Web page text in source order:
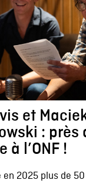
et
: près
à l’ONF !
en 2025 plus de